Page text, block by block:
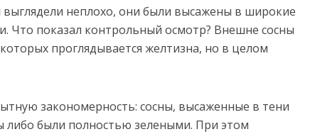
неплохо, они были высажены в широкие
Что показал контрольный осмотр? Внешне сосны
проглядывается желтизна, но в целом
закономерность: сосны, высаженные в тени
были полностью зелеными. При этом